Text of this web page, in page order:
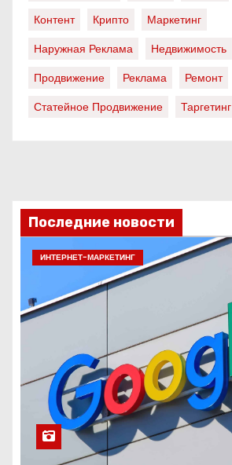
Контент
Крипто
Маркетинг
Наружная Реклама
Недвижимость
Продвижение
Реклама Ремонт
Статейное Продвижение
Таргетинг
Последние новости
ИНТЕРНЕТ-МАРКЕТИНГ